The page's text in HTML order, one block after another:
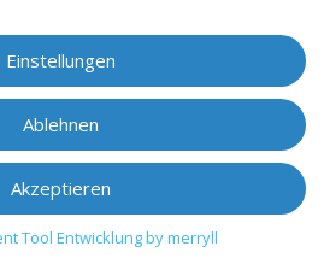
Ablehnen
Einstellungen
Akzeptieren
Tool Entwicklung by merryll